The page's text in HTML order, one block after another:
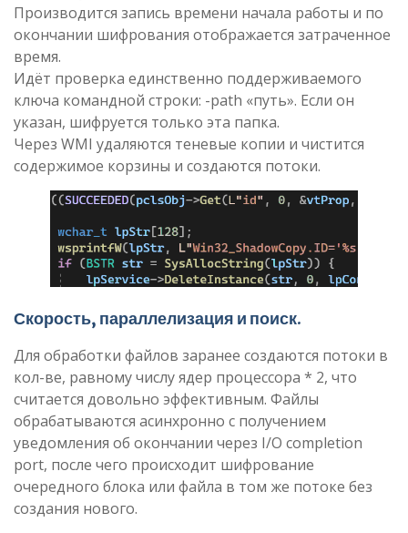
Производится запись времени начала работы и по
окончании шифрования отображается затраченное
время.
Идёт проверка единственно поддерживаемого
ключа командной строки: -path «путь». Если он
указан, шифруется только эта папка.
Через WMI удаляются теневые копии и чистится
содержимое корзины и создаются потоки.
Скорость, параллелизация и поиск​.
Для обработки файлов заранее создаются потоки в
кол-ве, равному числу ядер процессора * 2, что
считается довольно эффективным. Файлы
обрабатываются асинхронно с получением
уведомления об окончании через I/O completion
port, после чего происходит шифрование
очередного блока или файла в том же потоке без
создания нового.